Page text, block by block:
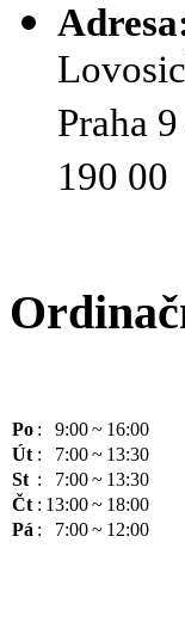
Praha
190 00
Po : 9:00~ 16:00
Út : 7:00~ 13:30
St : 7:00~ 13:30
Čt : 13:00~ 18:00
Pá : 7:00~ 12:00